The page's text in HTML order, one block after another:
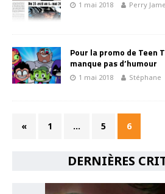
1 mai 2018 Perry
Pour la promo de Teen
manque pas d’humour
1 mai 2018 Stéphane
« 1 … 5 6
DERNIÈRES